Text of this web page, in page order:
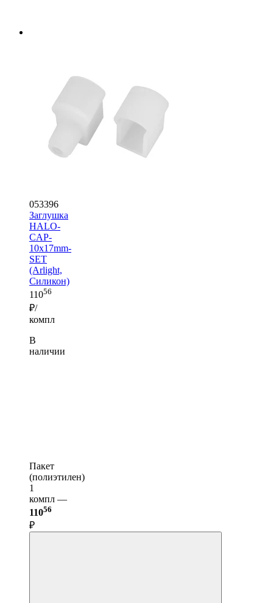
053396
Заглушка
HALO-
CAP-
10x17mm-
SET
(Arlight,
Силикон)
11056
₽/
компл
В
наличии
Пакет
(полиэтилен)
1
компл —
11056
₽